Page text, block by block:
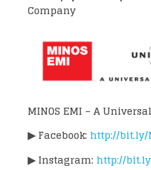
Company
MINOS EMI – A
▶Facebook: http://bit.ly/
▶Instagram: http://